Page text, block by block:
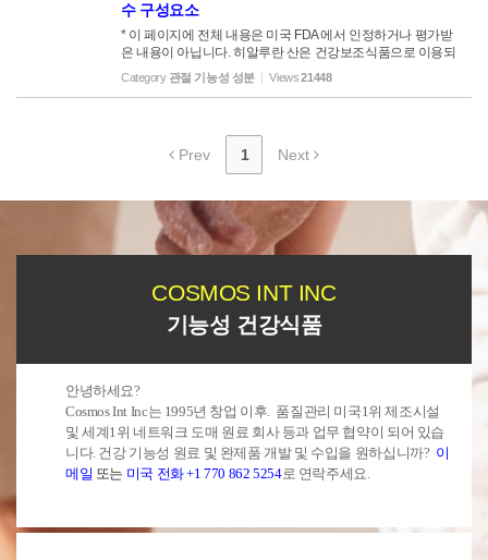
되어 왔으며, 여러 연구에 따르면 보스웰리아가 관절 관련 문
제가 있는 사람에게 도움이 될 수 있다고 합니다. 보스웰리아
가 관절 건강에 도움이 될 수 있는 방법은 다음과 같습니다: 1.
항염증 특성 보스웰리아에는 항염 효과가 입증된 보스웰릭산
이라는 화합물이 함유되어 있...
수 구성요소
* 이 페이지에 전체 내용은 미국 FDA 에서 인정하거나 평가받
은 내용이 아닙니다. 히알루란 산은 건강보조식품으로 이용되
는 원료입니다. 질병을 치료하거나 진단하려는 의도가 아님을
밝힙니다. 필요한 경우 (기저질환) 복용하기전 건강 전문 종사
코사미노글리칸의 일종으로 피부, 연골, 관절 등 결합 조직의
필수 구성 요소인 설탕 분자의 긴 사슬입니다. 히알루론산은
신체에서 몇 가지 중요한 역할을 합니다. 1. 윤활: HA는 관절을
사이의 마찰을 줄여 관절의 ...
Category 관절 기능성 성분 Views21448
Prev 1 Next
COSMOS INT INC
기능성 건강식품
안녕하세요?
Cosmos Int Inc는 1995년 창업 이후. 품질관리 미국1위 제조시설
및 세계1위 네트워크 도매 원료 회사 등과 업무 협약이 되어 있습
니다. 건강 기능성 원료 및 완제품 개발 및 수입을 원하십니까? 이
메일 또는 미국 전화 +1 770 862 5254로 연락주세요.